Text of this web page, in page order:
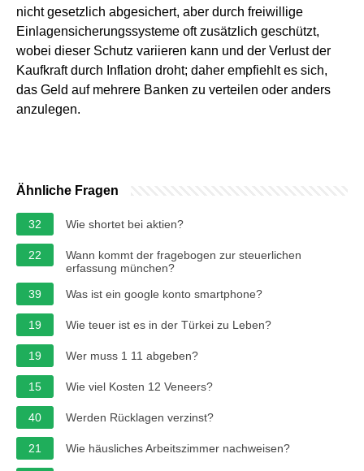
nicht gesetzlich abgesichert, aber durch freiwillige
Einlagensicherungssysteme oft zusätzlich geschützt,
wobei dieser Schutz variieren kann und der Verlust der
Kaufkraft durch Inflation droht; daher empfiehlt es sich,
das Geld auf mehrere Banken zu verteilen oder anders
anzulegen.
Ähnliche Fragen
32 Wie shortet bei aktien?
22
Wann kommt der fragebogen zur steuerlichen
erfassung münchen?
39
Was ist ein google konto smartphone?
19 Wie teuer ist es in der Türkei zu Leben?
19 Wer muss 1 11 abgeben?
15 Wie viel Kosten 12 Veneers?
40 Werden Rücklagen verzinst?
21 Wie häusliches Arbeitszimmer nachweisen?